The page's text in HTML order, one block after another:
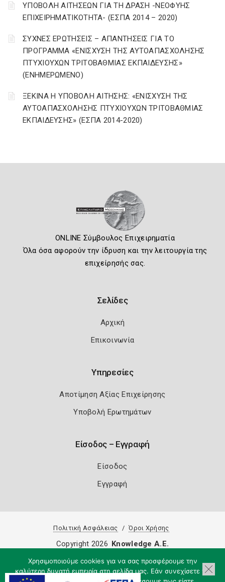
ΥΠΟΒΟΛΗ ΑΙΤΗΣΕΩΝ ΓΙΑ ΤΗ ΔΡΑΣΗ -ΝΕΟΦΥΗΣ
ΕΠΙΧΕΙΡΗΜΑΤΙΚΟΤΗΤΑ- (ΕΣΠΑ 2014 – 2020)
ΣΥΧΝΕΣ ΕΡΩΤΗΣΕΙΣ – ΑΠΑΝΤΗΣΕΙΣ ΓΙΑ ΤΟ
ΠΡΟΓΡΑΜΜΑ «ΕΝΙΣΧΥΣΗ ΤΗΣ ΑΥΤΟΑΠΑΣΧΟΛΗΣΗΣ
ΠΤΥΧΙΟΥΧΩΝ ΤΡΙΤΟΒΑΘΜΙΑΣ ΕΚΠΑΙΔΕΥΣΗΣ»
(ΕΝΗΜΕΡΩΜΕΝΟ)
ΞΕΚΙΝΑ Η ΥΠΟΒΟΛΗ ΑΙΤΗΣΗΣ: «ΕΝΙΣΧΥΣΗ ΤΗΣ
ΑΥΤΟΑΠΑΣΧΟΛΗΣΗΣ ΠΤΥΧΙΟΥΧΩΝ ΤΡΙΤΟΒΑΘΜΙΑΣ
ΕΚΠΑΙΔΕΥΣΗΣ» (ΕΣΠΑ 2014-2020)
ONLINE Σύμβουλος Επιχειρηματία
Όλα όσα αφορούν την ίδρυση και την λειτουργία της
επιχείρησής σας.
Σελίδες
Αρχική
Επικοινωνία
Υπηρεσίες
Αποτίμηση Αξίας Επιχείρησης
Υποβολή Ερωτημάτων
Είσοδος – Εγγραφή
Είσοδος
Εγγραφή
Πολιτική Ασφάλειας Όροι Χρήσης
Χρησιμοποιούμε cookies για να σας προσφέρουμε την
καλύτερη δυνατή εμπειρία στη σελίδα μας. Εάν συνεχίσετε να
Copyright 2026 Knowledge A.E.